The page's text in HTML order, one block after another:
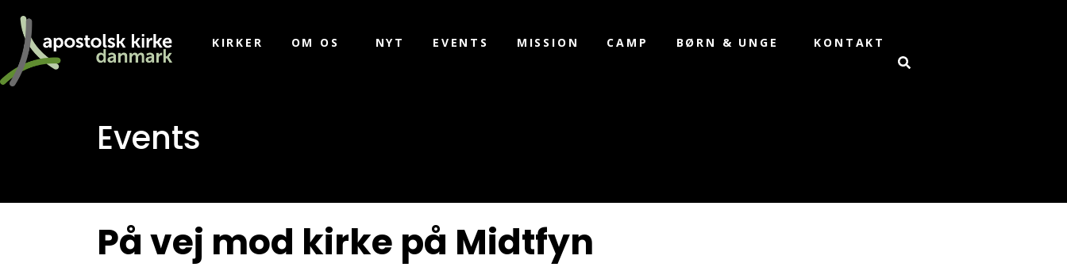
KIRKER OM OS NYT EVENTS MISSION CAMP BØRN & UNGE KONTAKT
Events
På vej mod kirke på Midtfyn